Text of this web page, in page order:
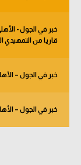
قاريا من التمهيدي
خبر في الجول –
خبر في الجول –